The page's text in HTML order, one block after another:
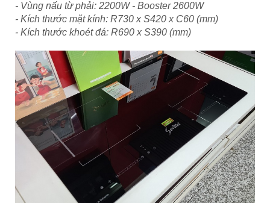
- Vùng nấu từ phải: 2200W - Booster 2600W
- Kích thước mặt kính: R730 x S420 x C60 (mm)
- Kích thước khoét đá: R690 x S390 (mm)